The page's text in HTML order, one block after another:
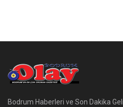
Bodrum Haberleri ve Son Dakika